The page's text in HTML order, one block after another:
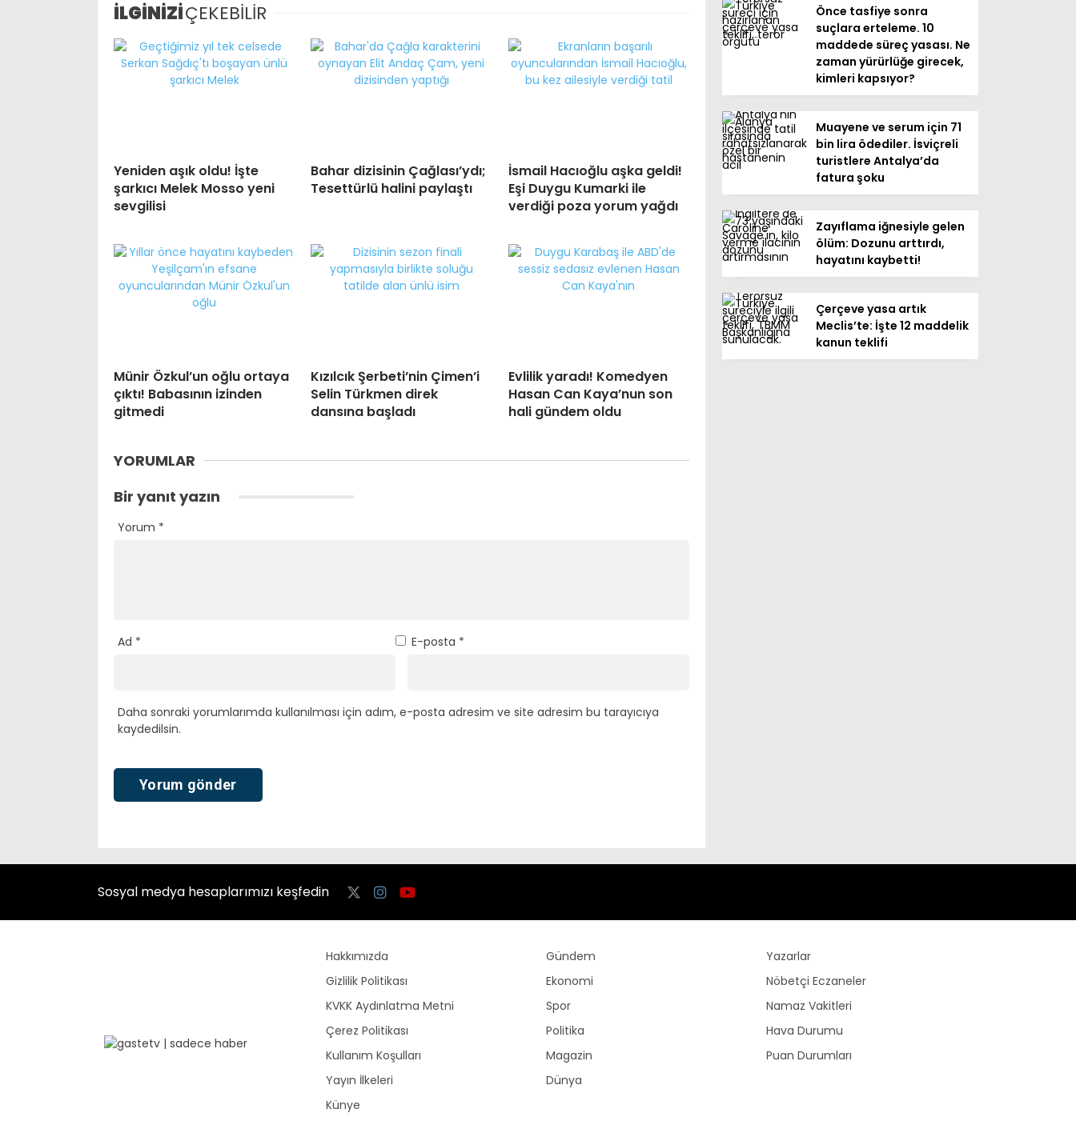
İLGİNİZİÇEKEBİLİR
Yeniden aşık oldu! İşte
şarkıcı Melek Mosso yeni
sevgilisi
Bahar dizisinin Çağlası’ydı;
Tesettürlü halini paylaştı
İsmail Hacıoğlu aşka geldi!
Eşi Duygu Kumarki ile
verdiği poza yorum yağdı
Münir Özkul’un oğlu ortaya
çıktı! Babasının izinden
gitmedi
Kızılcık Şerbeti’nin Çimen’i
Selin Türkmen direk
dansına başladı
Evlilik yaradı! Komedyen
Hasan Can Kaya’nun son
hali gündem oldu
YORUMLAR
Bir yanıt yazın
Yorum *
Ad * E-posta *
Daha sonraki yorumlarımda kullanılması için adım, e-posta adresim ve site adresim bu tarayıcıya
kaydedilsin.
Önce tasfiye sonra
suçlara erteleme. 10
maddede süreç yasası. Ne
zaman yürürlüğe girecek,
kimleri kapsıyor?
Muayene ve serum için 71
bin lira ödediler. İsviçreli
turistlere Antalya’da
fatura şoku
Zayıflama iğnesiyle gelen
ölüm: Dozunu arttırdı,
hayatını kaybetti!
Çerçeve yasa artık
Meclis’te: İşte 12 maddelik
kanun teklifi
Sosyal medya hesaplarımızı keşfedin
Hakkımızda
Gizlilik Politikası
KVKK Aydınlatma Metni
Çerez Politikası
Kullanım Koşulları
Yayın İlkeleri
Künye
Gündem
Ekonomi
Spor
Politika
Magazin
Dünya
Yazarlar
Nöbetçi Eczaneler
Namaz Vakitleri
Hava Durumu
Puan Durumları